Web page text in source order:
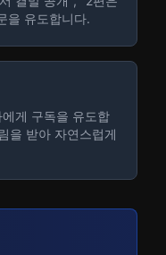
을 유도합니다.
게 구독을 유도합
을 받아 자연스럽게